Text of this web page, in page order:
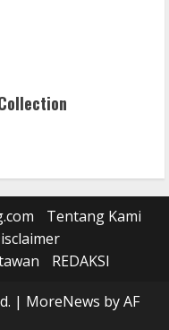
Tentang Kami
REDAKSI
| MoreNews by AF